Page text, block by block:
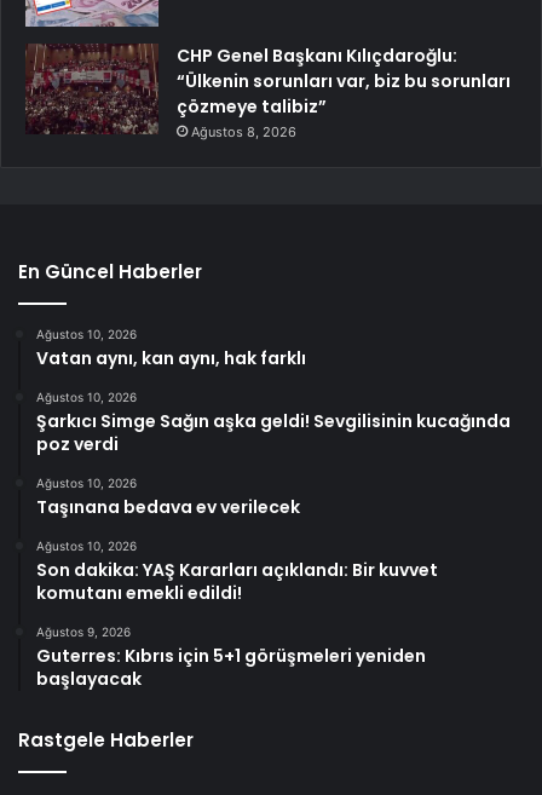
CHP Genel Başkanı Kılıçdaroğlu:
“Ülkenin sorunları var, biz bu sorunları
çözmeye talibiz”
Ağustos 8, 2026
En Güncel Haberler
Ağustos 10, 2026
Vatan aynı, kan aynı, hak farklı
Ağustos 10, 2026
Şarkıcı Simge Sağın aşka geldi! Sevgilisinin kucağında
poz verdi
Ağustos 10, 2026
Taşınana bedava ev verilecek
Ağustos 10, 2026
Son dakika: YAŞ Kararları açıklandı: Bir kuvvet
komutanı emekli edildi!
Ağustos 9, 2026
Guterres: Kıbrıs için 5+1 görüşmeleri yeniden
başlayacak
Rastgele Haberler